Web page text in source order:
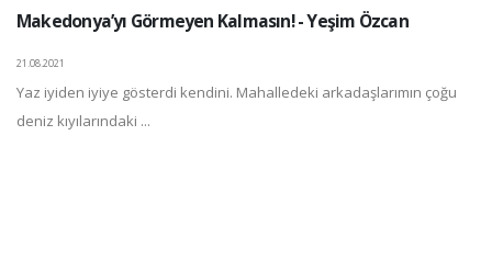
Makedonya’yı Görmeyen Kalmasın! - Yeşim Özcan
21.08.2021
Yaz iyiden iyiye gösterdi kendini. Mahalledeki arkadaşlarımın çoğu
deniz kıyılarındaki ...